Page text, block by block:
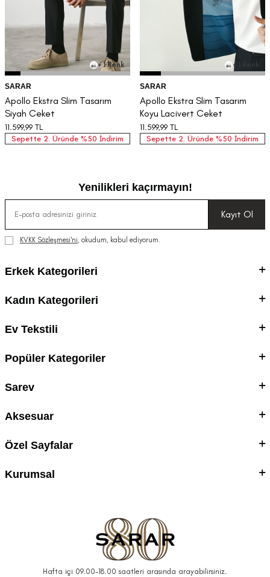
+ 1 Renk
SARAR
Apollo Ekstra Slim Tasarım
Siyah Ceket
11.599,99 TL
Sepette 2. Üründe %50 İndirim
+ 1 Renk
SARAR
Apollo Ekstra Slim Tasarım
Koyu Lacivert Ceket
11.599,99 TL
Sepette 2. Üründe %50 İndirim
Yenilikleri kaçırmayın!
Kayıt Ol
KVKK Sözleşmesi'ni, okudum, kabul ediyorum.
Erkek Kategorileri
Kadın Kategorileri
Ev Tekstili
Popüler Kategoriler
Sarev
Aksesuar
Özel Sayfalar
Kurumsal
Hafta içi 09.00-18.00 saatleri arasında arayabilirsiniz.